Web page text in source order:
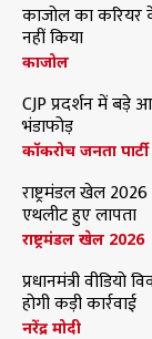
काजोल का करियर
नहीं किया
काजोल
CJP प्रदर्शन में
भंडाफोड़
कॉकरोच जनता पार्टी
राष्ट्रमंडल खेल
एथलीट हुए लापता
राष्ट्रमंडल खेल 2026
प्रधानमंत्री
होगी कड़ी कार्रवाई
नरेंद्र मोदी